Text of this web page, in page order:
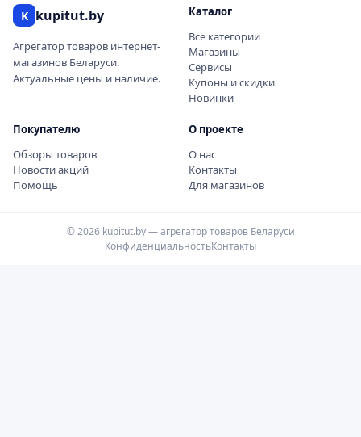
K kupitut.by
Агрегатор товаров интернет-
магазинов Беларуси.
Актуальные цены и наличие.
Каталог
Все категории
Магазины
Сервисы
Купоны и скидки
Новинки
Покупателю
Обзоры товаров
Новости акций
Помощь
О проекте
О нас
Контакты
Для магазинов
© 2026 kupitut.by — агрегатор товаров Беларуси
КонфиденциальностьКонтакты